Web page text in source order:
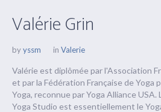
Valérie Grin
byyssm in Valerie
Valérie est diplômée par l'Association
et par la Fédération Française de Yoga
Yoga, reconnue par Yoga Alliance
Yoga Studio est essentiellement le